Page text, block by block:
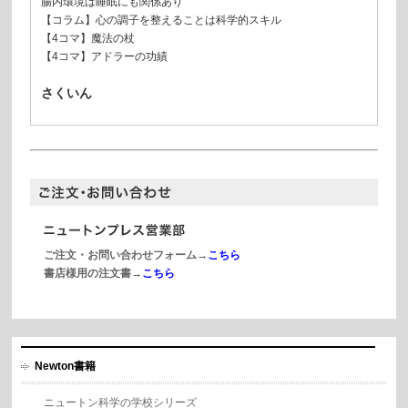
【コラム】心の調子を整えることは科学的スキル
【4コマ】魔法の杖
【4コマ】アドラーの功績
さくいん
ご注文・お問い合わせフォーム→ こちら
書店様用の注文書→ こちら
Newton書籍
ニュートン科学の学校シリーズ